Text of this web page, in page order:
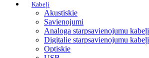
Kabeļi
Akustiskie
Savienojumi
Analoga starpsavienojumu kabeļi
Digitalie starpsavienojumu kabeļi
Optiskie